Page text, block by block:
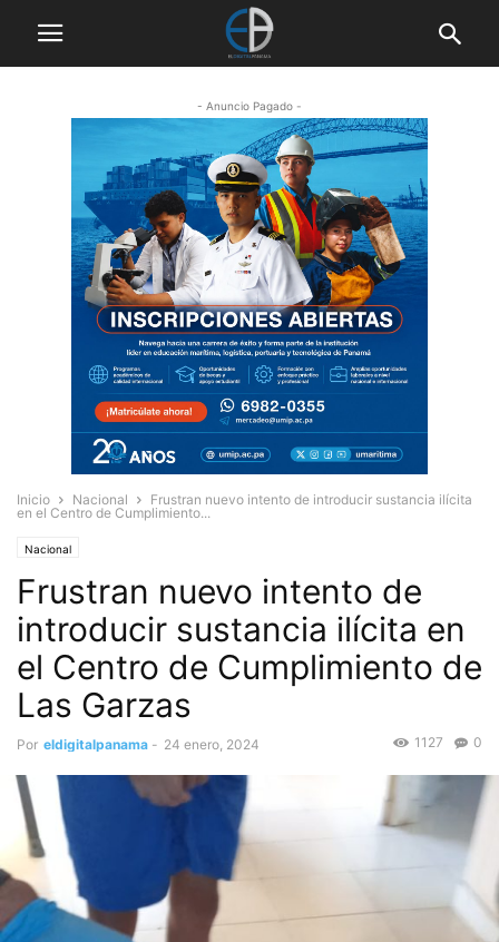
- Anuncio Pagado -
Inicio Nacional
Frustran nuevo intento de introducir sustancia ilícita
en el Centro de Cumplimiento...
Nacional
Frustran nuevo intento de
introducir sustancia ilícita en
el Centro de Cumplimiento de
Las Garzas
Por eldigitalpanama - 24 enero, 2024 0
1127